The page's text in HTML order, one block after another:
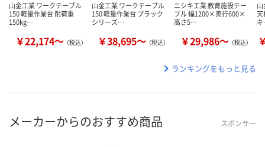
山金工業 ワークテーブル
150 軽量作業台 耐荷重
150kg…
￥22,174～ （税込）
山金工業 ワークテーブル
150 軽量作業台 ブラック
シリーズ…
￥38,695～ （税込）
ニシキ工業 教育施設テー
ブル 幅1200×奥行600×
高さ5…
￥29,986～ （税込）
天
ランキングをもっと見る
メーカーからのおすすめ商品 スポンサー